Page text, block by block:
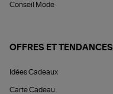
Conseil Mode
OFFRES ET TENDANCES
Idées Cadeaux
Carte Cadeau